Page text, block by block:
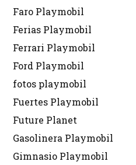
Faro Playmobil
Ferias Playmobil
Ferrari Playmobil
Ford Playmobil
fotos playmobil
Fuertes Playmobil
Future Planet
Gasolinera Playmobil
Gimnasio Playmobil